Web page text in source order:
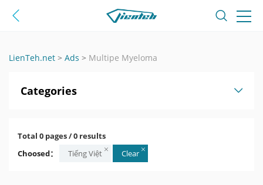
LienTeh.net > Ads > Multipe Myeloma
Categories
Total 0 pages / 0 results
Choosed：
Tiếng Việt Clear